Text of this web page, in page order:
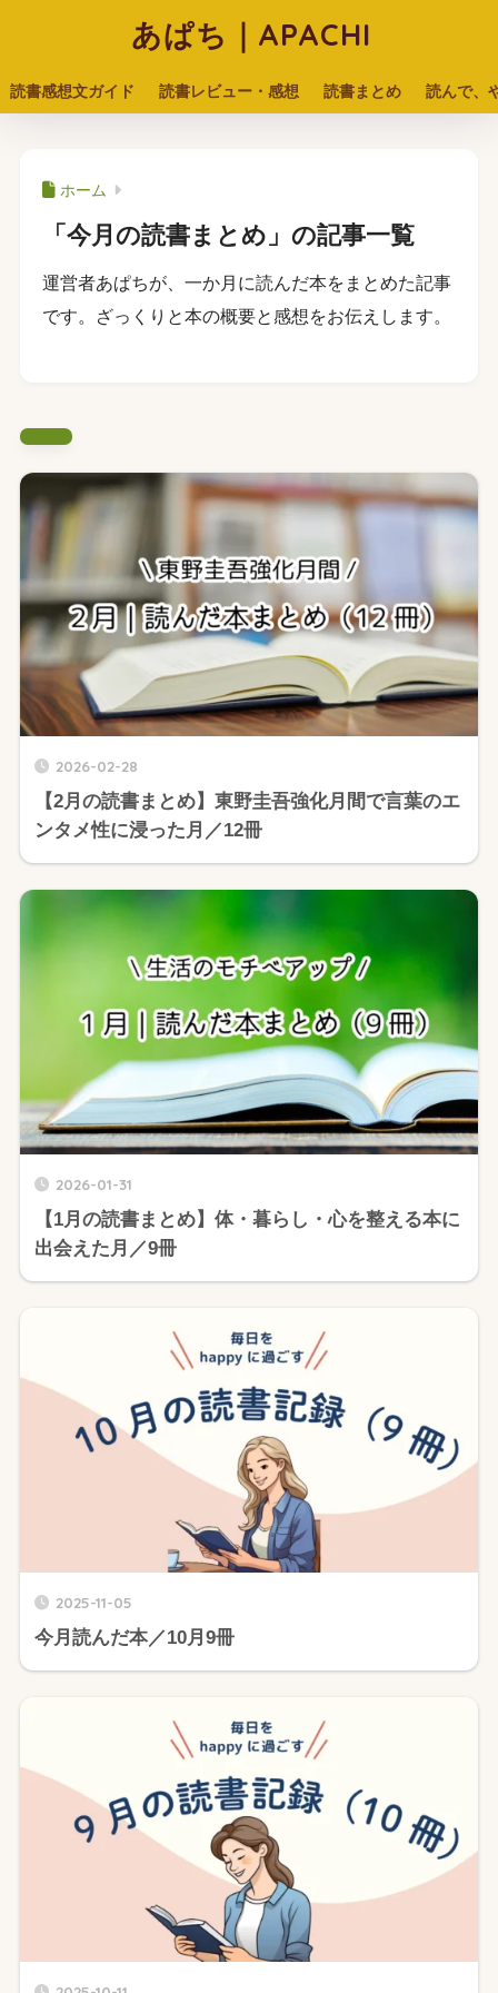
あぱち｜APACHI
読書感想文ガイド 読書レビュー・感想 読書まとめ 読んで、
ホーム
「今月の読書まとめ」の記事一覧
運営者あぱちが、一か月に読んだ本をまとめた記事
です。ざっくりと本の概要と感想をお伝えします。
2026-02-28
【2月の読書まとめ】東野圭吾強化月間で言葉のエ
ンタメ性に浸った月／12冊
2026-01-31
【1月の読書まとめ】体・暮らし・心を整える本に
出会えた月／9冊
2025-11-05
今月読んだ本／10月9冊